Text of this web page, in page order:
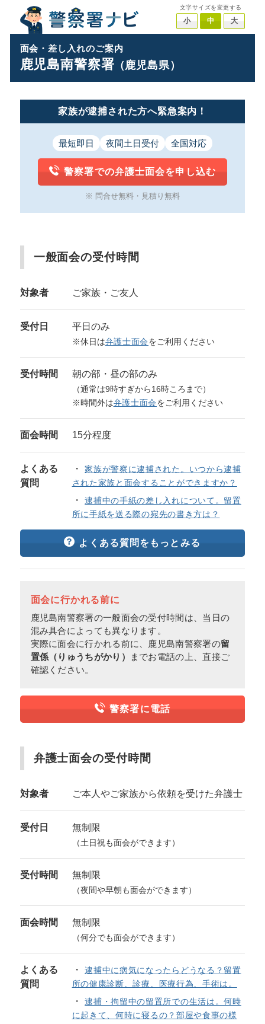
文字サイズを変更する
小 中 大
面会・差し入れのご案内
鹿児島南警察署（鹿児島県）
家族が逮捕された方へ緊急案内！
最短即日 夜間土日受付 全国対応
警察署での弁護士面会を申し込む
※ 問合せ無料・見積り無料
一般面会の受付時間
対象者 ご家族・ご友人
受付日 平日のみ
※休日は弁護士面会をご利用ください
受付時間 朝の部・昼の部のみ
（通常は9時すぎから16時ころまで）
※時間外は弁護士面会をご利用ください
面会時間 15分程度
よくある
質問
家族が警察に逮捕された。いつから逮捕
された家族と面会することができますか？
逮捕中の手紙の差し入れについて。留置
所に手紙を送る際の宛先の書き方は？
よくある質問をもっとみる
面会に行かれる前に
鹿児島南警察署の一般面会の受付時間は、当日の
混み具合によっても異なります。
実際に面会に行かれる前に、鹿児島南警察署の留
置係（りゅうちがかり）
までお電話の上、直接ご
確認ください。
警察署に電話
弁護士面会の受付時間
対象者 ご本人やご家族から依頼を受けた弁護士
受付日 無制限
（土日祝も面会ができます）
受付時間 無制限
（夜間や早朝も面会ができます）
面会時間 無制限
（何分でも面会ができます）
よくある
質問
逮捕中に病気になったらどうなる？留置
所の健康診断、診療、医療行為、手術は。
逮捕・拘留中の留置所での生活は。何時
に起きて、何時に寝るの？部屋や食事の様